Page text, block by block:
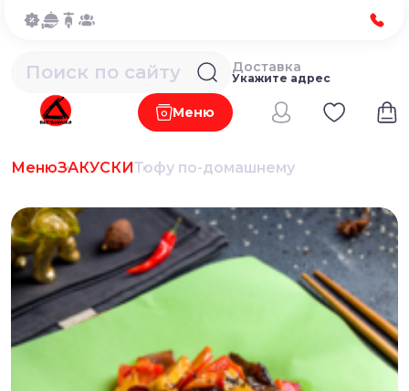
Меню
Доставка
Укажите адрес
МенюЗАКУСКИТофу по-домашнему